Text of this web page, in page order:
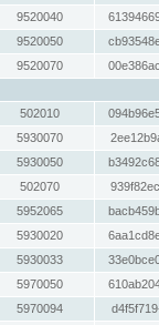
9520040
9520050
9520070
502010
5930070
5930050
502070
5952065
5930020
5930033
5970050
5970094